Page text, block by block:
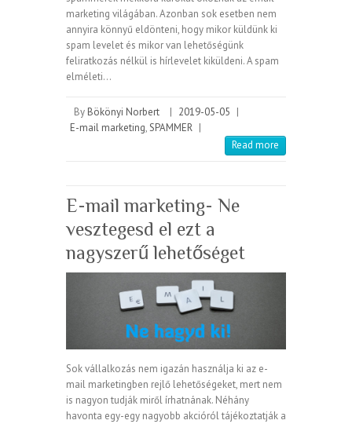
marketing világában. Azonban sok esetben nem
annyira könnyű eldönteni, hogy mikor küldünk ki
spam levelet és mikor van lehetőségünk
feliratkozás nélkül is hírlevelet kiküldeni. A spam
elméleti…
By Bökönyi Norbert | 2019-05-05 |
E-mail marketing,SPAMMER |
Read more
E-mail marketing- Ne
vesztegesd el ezt a
nagyszerű lehetőséget
Sok vállalkozás nem igazán használja ki az e-
mail marketingben rejlő lehetőségeket, mert nem
is nagyon tudják miről írhatnának. Néhány
havonta egy-egy nagyobb akcióról tájékoztatják a